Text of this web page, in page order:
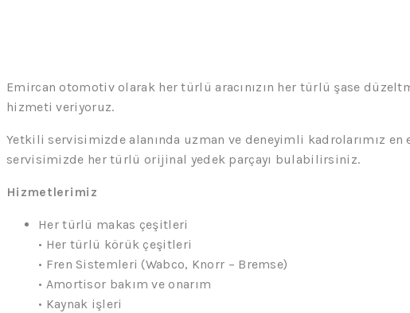
Emircan otomotiv olarak her türlü aracınızın her türlü şase
hizmeti veriyoruz.
Yetkili servisimizde alanında uzman ve deneyimli kadrolarımız
servisimizde her türlü orijinal yedek parçayı bulabilirsiniz.
Hizmetlerimiz
Her türlü makas çeşitleri
• Her türlü körük çeşitleri
• Fren Sistemleri (Wabco, Knorr – Bremse)
• Amortisor bakım ve onarım
• Kaynak işleri